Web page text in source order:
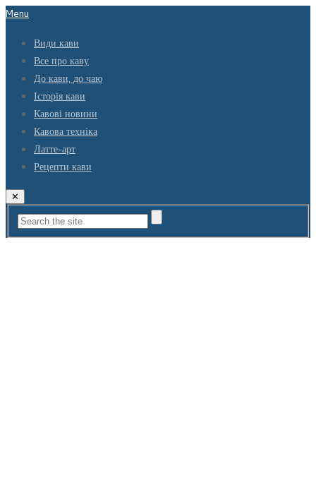
Menu
Види кави
Все про каву
До кави, до чаю
Історія кави
Кавові новини
Кавова техніка
Латте-арт
Рецепти кави
✕